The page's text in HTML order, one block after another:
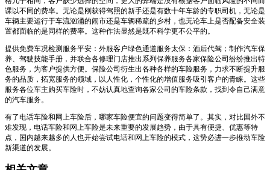
课以不同的费率。无论是刚获得驾照的新手还是有数十年车龄的专职司机，无论是
车辆主要运行于车流汹涌的闹市还是车辆稀疏的乡村，也无论车上是否配备安全装
置都面临的是同样的费率。这种作法显然是既不科学更不公平的。
提供免费车况检测服务平安：外服客户绿色通道服务太保：酒后代驾；制作汽车保
养、驾驶技能手册，并联合各修理门店推出系列保养服务各家保险公司纷纷推出特
色服务，为客户提供方便。保险公司衍生出各种各样的车险服务，力求不断提升服
务的品质，拓宽服务的领域，以人性化，个性化的增值服务吸引客户的青睐。这些
服务各位车主购买车险时，不妨认真地查询各家公司的车险条款，找到令自己满意
的汽车服务。
有了电话车险和网上车险后，哪家车险便宜的问题变得简单了。其实，对比国外不
难发现，电话车险和网上车险是未来重要的发展趋势，由于具有便捷、优惠等特
点，国内越来越多的人也开始尝试电话和网上车险的模式，这势必进一步推动车险
新渠道的发展。